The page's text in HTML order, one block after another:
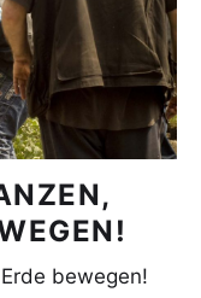
bewegen!